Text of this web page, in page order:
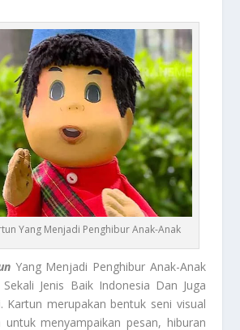
Yang Menjadi Penghibur Anak-Anak
Yang Menjadi Penghibur Anak-Anak
Jenis Baik Indonesia Dan Juga
Kartun merupakan bentuk seni visual
menyampaikan pesan, hiburan